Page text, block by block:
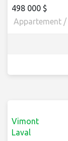
498 000 $
Appartement /
Vimont
Laval